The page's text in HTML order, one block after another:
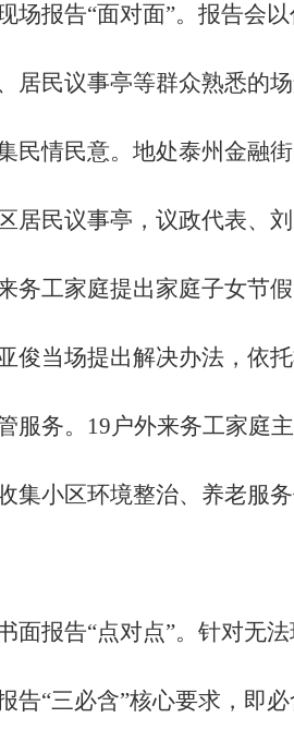
场报告“面对面”。报告会
居民议事亭等群众熟悉的
民情民意。地处泰州金融
居民议事亭，议政代表、
务工家庭提出家庭子女节
俊当场提出解决办法，依
服务。19户外来务工家庭
集小区环境整治、养老服
面报告“点对点”。针对无
告“三必含”核心要求，即